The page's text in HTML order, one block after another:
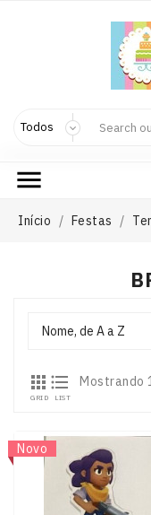

Início Festas
Nome, de A a Z

GRID

LIST
Mostrando
Novo